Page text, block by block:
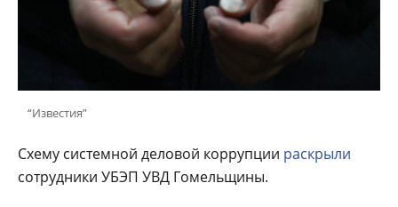
“Известия”
Схему системной деловой коррупции раскрыли
сотрудники УБЭП УВД Гомельщины.